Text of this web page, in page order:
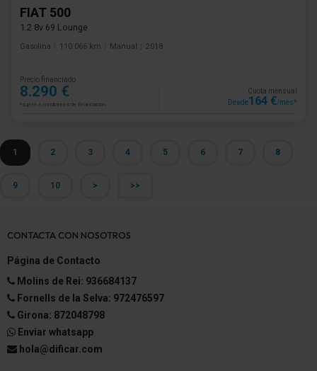
FIAT 500
1.2 8v 69 Lounge
Gasolina 110.066 km Manual 2018
Precio financiado
8.290 €
*sujeto a condiciones de financiación
Cuota mensual
Desde164 €/mes*
1 2 3 4 5 6 7 8
9 10 > >>
CONTACTA CON NOSOTROS
Página de Contacto
Molins de Rei: 936684137
Fornells de la Selva: 972476597
Girona: 872048798
Enviar whatsapp
hola@dificar.com